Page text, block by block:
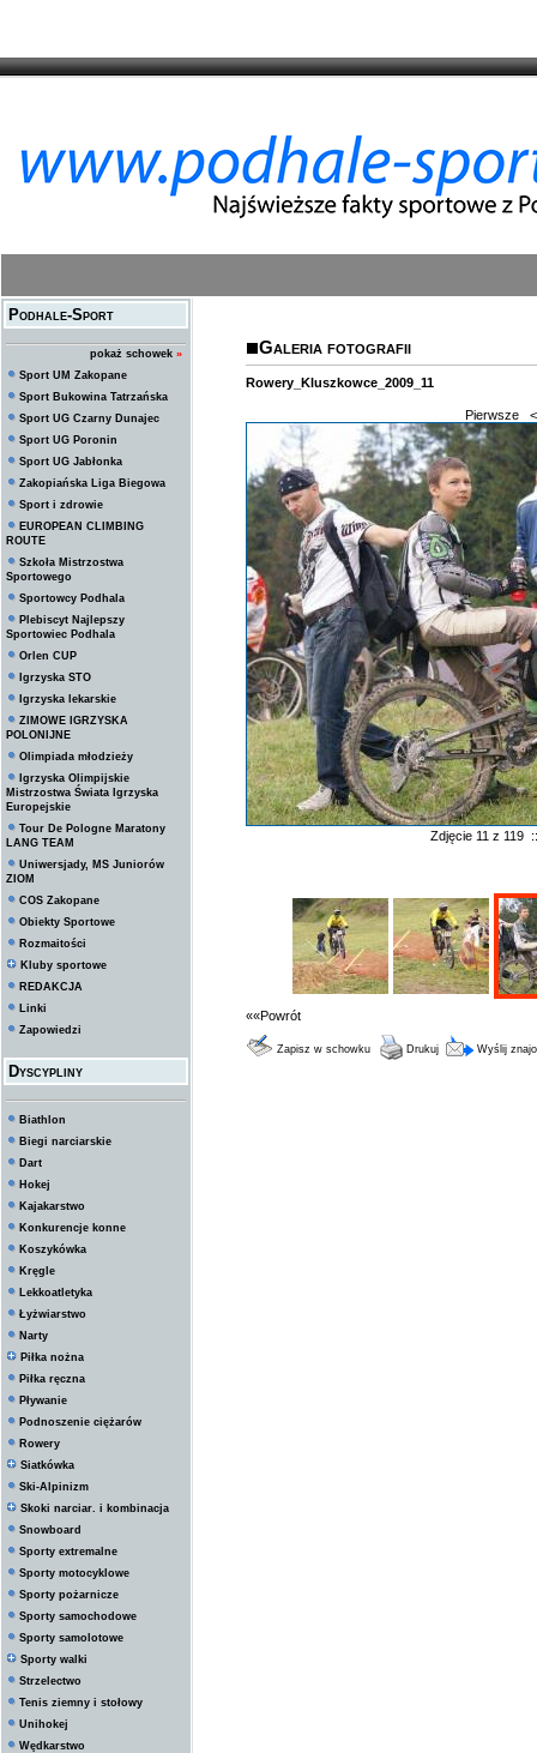
Podhale-Sport
pokaż schowek »
Sport UM Zakopane
Sport Bukowina Tatrzańska
Sport UG Czarny Dunajec
Sport UG Poronin
Sport UG Jabłonka
Zakopiańska Liga Biegowa
Sport i zdrowie
EUROPEAN CLIMBING
ROUTE
Szkoła Mistrzostwa
Sportowego
Sportowcy Podhala
Plebiscyt Najlepszy
Sportowiec Podhala
Orlen CUP
Igrzyska STO
Igrzyska lekarskie
ZIMOWE IGRZYSKA
POLONIJNE
Olimpiada młodzieży
Igrzyska Olimpijskie
Mistrzostwa Świata Igrzyska
Europejskie
Tour De Pologne Maratony
LANG TEAM
Uniwersjady, MS Juniorów
ZIOM
COS Zakopane
Obiekty Sportowe
Rozmaitości
Kluby sportowe
REDAKCJA
Linki
Zapowiedzi
Dyscypliny
Biathlon
Biegi narciarskie
Dart
Hokej
Kajakarstwo
Konkurencje konne
Koszykówka
Kręgle
Lekkoatletyka
Łyżwiarstwo
Narty
Piłka nożna
Piłka ręczna
Pływanie
Podnoszenie ciężarów
Rowery
Siatkówka
Ski-Alpinizm
Skoki narciar. i kombinacja
Snowboard
Sporty extremalne
Sporty motocyklowe
Sporty pożarnicze
Sporty samochodowe
Sporty samolotowe
Sporty walki
Strzelectwo
Tenis ziemny i stołowy
Unihokej
Wędkarstwo
Galeria fotografii
Rowery_Kluszkowce_2009_11
Pierwsze
Zdjęcie 11 z 119
««Powrót
Zapisz w schowku Drukuj Wyślij